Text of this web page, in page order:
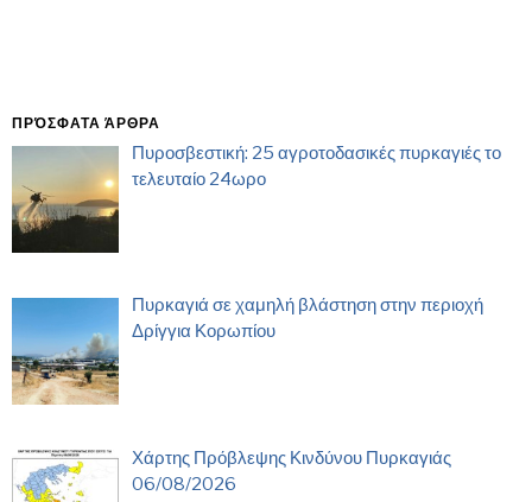
ΠΡΌΣΦΑΤΑ ΆΡΘΡΑ
Πυροσβεστική: 25 αγροτοδασικές πυρκαγιές το
τελευταίο 24ωρο
Πυρκαγιά σε χαμηλή βλάστηση στην περιοχή
Δρίγγια Κορωπίου
Χάρτης Πρόβλεψης Κινδύνου Πυρκαγιάς
06/08/2026